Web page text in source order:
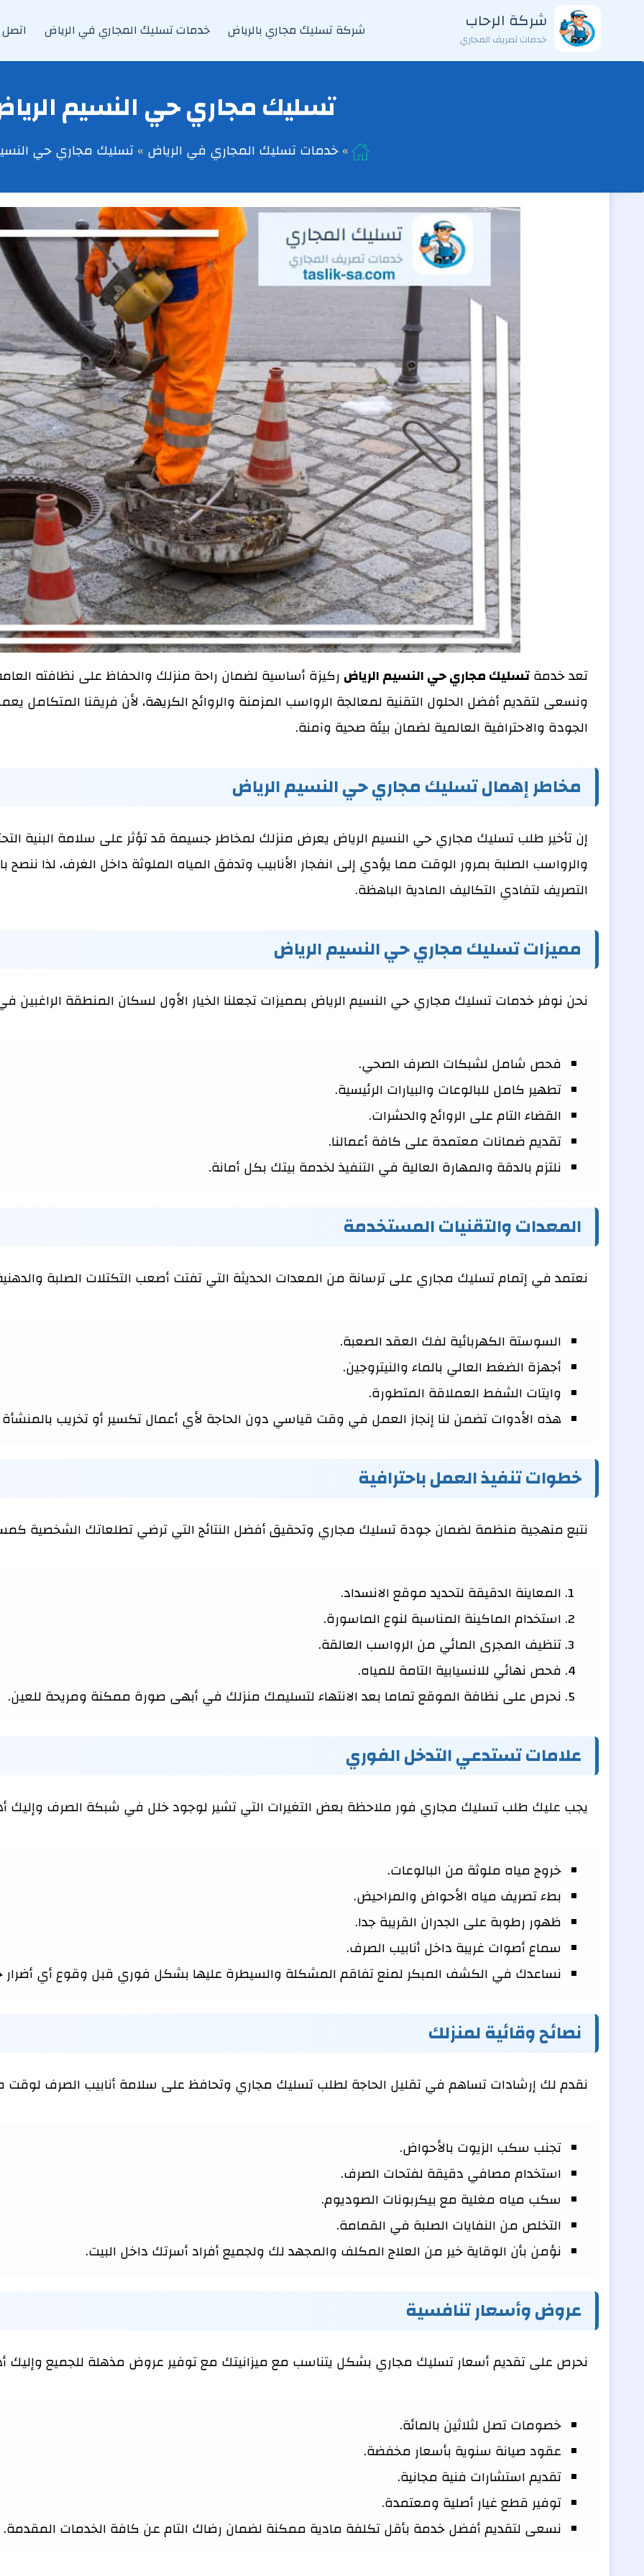
المحتوى
شركة الرحاب
خدمات تصريف المجاري شركة تسليك مجاري بالرياض خدمات تسليك المجاري في الرياض اتصل
تسليك مجاري حي النسيم
خدمات تسليك المجاري في الرياض تسليك مجاري حي
تعد خدمةتسليك مجاري حي النسيم الرياض ركيزة أساسية لضمان راحة منزلك والحفاظ على نظافته
ونسعى لتقديم أفضل الحلول التقنية لمعالجة الرواسب المزمنة والروائح الكريهة، لأن فريقنا المتكامل
الجودة والاحترافية العالمية لضمان بيئة صحية وآمنة.
مخاطر إهمال تسليك مجاري حي النسيم الرياض
إن تأخير طلب تسليك مجاري حي النسيم الرياض يعرض منزلك لمخاطر جسيمة قد تؤثر على سلامة البنية
والرواسب الصلبة بمرور الوقت مما يؤدي إلى انفجار الأنابيب وتدفق المياه الملوثة داخل الغرف، لذا
التصريف لتفادي التكاليف المادية الباهظة.
مميزات تسليك مجاري حي النسيم الرياض
نحن نوفر خدمات تسليك مجاري حي النسيم الرياض بمميزات تجعلنا الخيار الأول لسكان المنطقة الراغبين
فحص شامل لشبكات الصرف الصحي.
تطهير كامل للبالوعات والبيارات الرئيسية.
القضاء التام على الروائح والحشرات.
تقديم ضمانات معتمدة على كافة أعمالنا.
نلتزم بالدقة والمهارة العالية في التنفيذ لخدمة بيتك بكل أمانة.
المعدات والتقنيات المستخدمة
نعتمد في إتمام تسليك مجاري على ترسانة من المعدات الحديثة التي تفتت أصعب التكتلات الصلبة
السوستة الكهربائية لفك العقد الصعبة.
أجهزة الضغط العالي بالماء والنيتروجين.
وايتات الشفط العملاقة المتطورة.
هذه الأدوات تضمن لنا إنجاز العمل في وقت قياسي دون الحاجة لأي أعمال تكسير أو تخريب
خطوات تنفيذ العمل باحترافية
نتبع منهجية منظمة لضمان جودة تسليك مجاري وتحقيق أفضل النتائج التي ترضي تطلعاتك الشخصية
المعاينة الدقيقة لتحديد موقع الانسداد.
استخدام الماكينة المناسبة لنوع الماسورة.
تنظيف المجرى المائي من الرواسب العالقة.
فحص نهائي للانسيابية التامة للمياه.
نحرص على نظافة الموقع تماما بعد الانتهاء لتسليمك منزلك في أبهى صورة ممكنة ومريحة للعين.
علامات تستدعي التدخل الفوري
يجب عليك طلب تسليك مجاري فور ملاحظة بعض التغيرات التي تشير لوجود خلل في شبكة الصرف وإليك
خروج مياه ملوثة من البالوعات.
بطء تصريف مياه الأحواض والمراحيض.
ظهور رطوبة على الجدران القريبة جدا.
سماع أصوات غريبة داخل أنابيب الصرف.
نساعدك في الكشف المبكر لمنع تفاقم المشكلة والسيطرة عليها بشكل فوري قبل وقوع أي أضرار
نصائح وقائية لمنزلك
نقدم لك إرشادات تساهم في تقليل الحاجة لطلب تسليك مجاري وتحافظ على سلامة أنابيب الصرف لوقت
تجنب سكب الزيوت بالأحواض.
استخدام مصافي دقيقة لفتحات الصرف.
سكب مياه مغلية مع بيكربونات الصوديوم.
التخلص من النفايات الصلبة في القمامة.
نؤمن بأن الوقاية خير من العلاج المكلف والمجهد لك ولجميع أفراد أسرتك داخل البيت.
عروض وأسعار تنافسية
نحرص على تقديم أسعار تسليك مجاري بشكل يتناسب مع ميزانيتك مع توفير عروض مذهلة للجميع وإليك
خصومات تصل لثلاثين بالمائة.
عقود صيانة سنوية بأسعار مخفضة.
تقديم استشارات فنية مجانية.
توفير قطع غيار أصلية ومعتمدة.
نسعى لتقديم أفضل خدمة بأقل تكلفة مادية ممكنة لضمان رضاك التام عن كافة الخدمات المقدمة.